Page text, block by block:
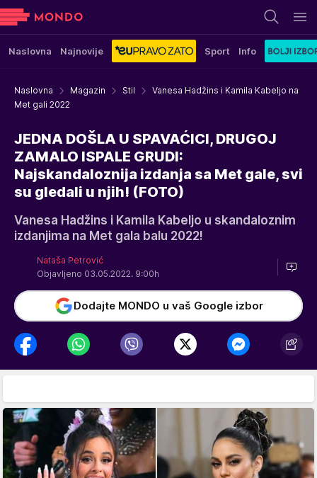
Naslovna Najnovije Sport Info
Naslovna Magazin Stil
Vanesa Hadžins i Kamila Kabeljo na
Met gali 2022
JEDNA DOŠLA U SPAVAĆICI, DRUGOJ
ZAMALO ISPALE GRUDI:
Najskandaloznija izdanja sa Met gale, svi
su gledali u njih! (FOTO)
Vanesa Hadžins i Kamila Kabeljo u skandaloznim
izdanjima na Met gala balu 2022!
Nataša Petrović
Objavljeno 03.05.2022. 9:00h
Dodajte MONDO u vaš Google izbor